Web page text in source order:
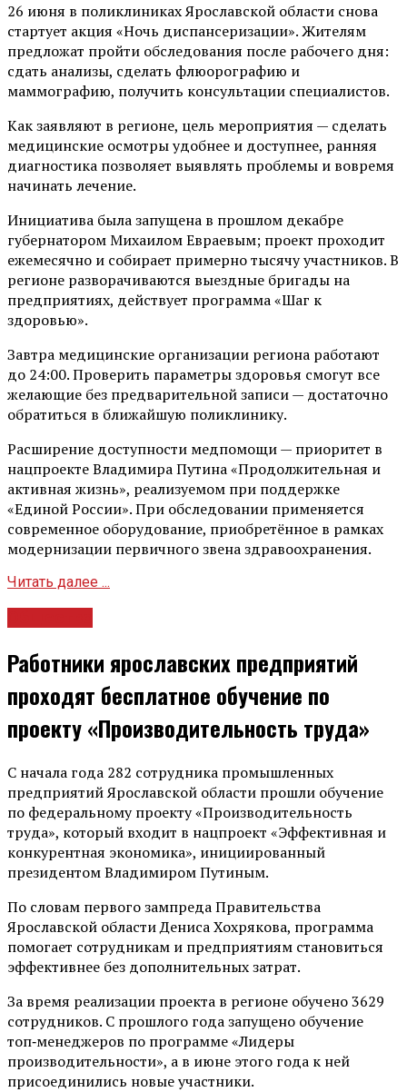
26 июня в поликлиниках Ярославской области снова
стартует акция «Ночь диспансеризации». Жителям
предложат пройти обследования после рабочего дня:
сдать анализы, сделать флюорографию и
маммографию, получить консультации специалистов.
Как заявляют в регионе, цель мероприятия — сделать
медицинские осмотры удобнее и доступнее, ранняя
диагностика позволяет выявлять проблемы и вовремя
начинать лечение.
Инициатива была запущена в прошлом декабре
губернатором Михаилом Евраевым; проект проходит
ежемесячно и собирает примерно тысячу участников. В
регионе разворачиваются выездные бригады на
предприятиях, действует программа «Шаг к
здоровью».
Завтра медицинские организации региона работают
до 24:00. Проверить параметры здоровья смогут все
желающие без предварительной записи — достаточно
обратиться в ближайшую поликлинику.
Расширение доступности медпомощи — приоритет в
нацпроекте Владимира Путина «Продолжительная и
активная жизнь», реализуемом при поддержке
«Единой России». При обследовании применяется
современное оборудование, приобретённое в рамках
модернизации первичного звена здравоохранения.
Читать далее ...
Работники ярославских предприятий
проходят бесплатное обучение по
проекту «Производительность труда»
С начала года 282 сотрудника промышленных
предприятий Ярославской области прошли обучение
по федеральному проекту «Производительность
труда», который входит в нацпроект «Эффективная и
конкурентная экономика», инициированный
президентом Владимиром Путиным.
По словам первого зампреда Правительства
Ярославской области Дениса Хохрякова, программа
помогает сотрудникам и предприятиям становиться
эффективнее без дополнительных затрат.
За время реализации проекта в регионе обучено 3629
сотрудников. С прошлого года запущено обучение
топ‑менеджеров по программе «Лидеры
производительности», а в июне этого года к ней
присоединились новые участники.